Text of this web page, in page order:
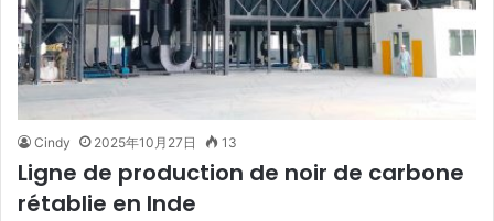
Cindy 2025年10月27日 13
Ligne de production de noir de carbone
rétablie en Inde